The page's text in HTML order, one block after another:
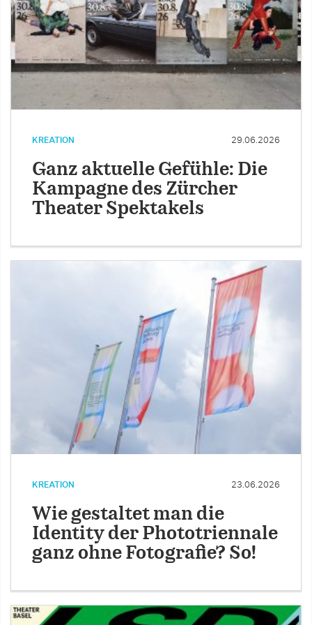
KREATION 29.06.2026
Ganz aktuelle Gefühle: Die
Kampagne des Zürcher
Theater Spektakels
KREATION 23.06.2026
Wie gestaltet man die
Identity der Phototriennale
ganz ohne Fotografie? So!